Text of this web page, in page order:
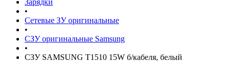
Зарядки
•
Сетевые ЗУ оригинальные
•
СЗУ оригинальные Samsung
•
СЗУ SAMSUNG T1510 15W б/кабеля, белый